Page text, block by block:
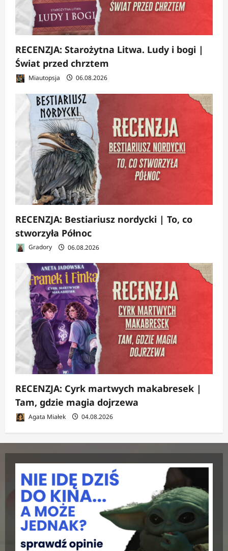
RECENZJA: Starożytna Litwa. Ludy i bogi |
Świat przed chrztem
Miautopsja 06.08.2026
RECENZJA: Bestiariusz nordycki | To, co
stworzyła Północ
Gradory 06.08.2026
RECENZJA: Cyrk martwych makabresek |
Tam, gdzie magia dojrzewa
Agata Miałek 04.08.2026